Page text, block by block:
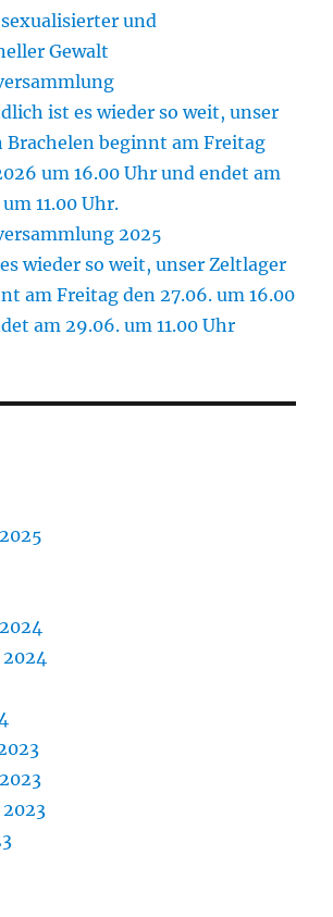
Uhr.
und
Gewalt
ist es wieder so weit, unser
Brachelen beginnt am Freitag
um 16.00 Uhr und endet am
11.00 Uhr.
2025
wieder so weit, unser Zeltlager
am Freitag den 27.06. um 16.00
am 29.06. um 11.00 Uhr